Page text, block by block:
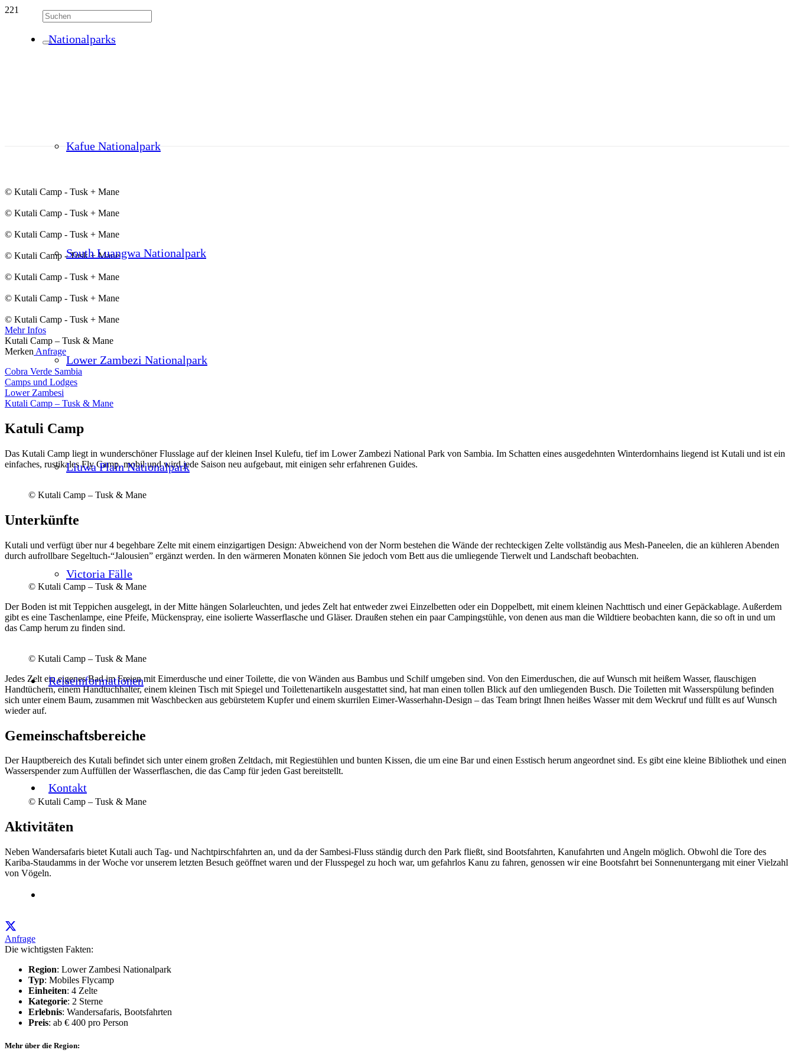
Nationalparks
Kafue Nationalpark
South Luangwa Nationalpark
Lower Zambezi Nationalpark
Liuwa Plain Nationalpark
Victoria Fälle
Reiseinformationen
Kontakt
© Kutali Camp - Tusk + Mane
© Kutali Camp - Tusk + Mane
© Kutali Camp - Tusk + Mane
© Kutali Camp - Tusk + Mane
© Kutali Camp - Tusk + Mane
© Kutali Camp - Tusk + Mane
© Kutali Camp - Tusk + Mane
Mehr Infos
Kutali Camp – Tusk & Mane
Merken Anfrage
Cobra Verde Sambia
Camps und Lodges
Lower Zambesi
Kutali Camp – Tusk & Mane
Katuli Camp
Das Kutali Camp liegt in wunderschöner Flusslage auf der kleinen Insel Kulefu, tief im Lower Zambezi National Park von Sambia. Im Schatten eines ausgedehnten Winterdornhains liegend ist Kutali und ist ein
einfaches, rustikales Fly Camp, mobil und wird jede Saison neu aufgebaut, mit einigen sehr erfahrenen Guides.
© Kutali Camp – Tusk & Mane
Unterkünfte
Kutali und verfügt über nur 4 begehbare Zelte mit einem einzigartigen Design: Abweichend von der Norm bestehen die Wände der rechteckigen Zelte vollständig aus Mesh-Paneelen, die an kühleren Abenden
durch aufrollbare Segeltuch-“Jalousien” ergänzt werden. In den wärmeren Monaten können Sie jedoch vom Bett aus die umliegende Tierwelt und Landschaft beobachten.
© Kutali Camp – Tusk & Mane
Der Boden ist mit Teppichen ausgelegt, in der Mitte hängen Solarleuchten, und jedes Zelt hat entweder zwei Einzelbetten oder ein Doppelbett, mit einem kleinen Nachttisch und einer Gepäckablage. Außerdem
gibt es eine Taschenlampe, eine Pfeife, Mückenspray, eine isolierte Wasserflasche und Gläser. Draußen stehen ein paar Campingstühle, von denen aus man die Wildtiere beobachten kann, die so oft in und um
das Camp herum zu finden sind.
© Kutali Camp – Tusk & Mane
Jedes Zelt ein eigenes Bad im Freien mit Eimerdusche und einer Toilette, die von Wänden aus Bambus und Schilf umgeben sind. Von den Eimerduschen, die auf Wunsch mit heißem Wasser, flauschigen
Handtüchern, einem Handtuchhalter, einem kleinen Tisch mit Spiegel und Toilettenartikeln ausgestattet sind, hat man einen tollen Blick auf den umliegenden Busch. Die Toiletten mit Wasserspülung befinden
sich unter einem Baum, zusammen mit Waschbecken aus gebürstetem Kupfer und einem skurrilen Eimer-Wasserhahn-Design – das Team bringt Ihnen heißes Wasser mit dem Weckruf und füllt es auf Wunsch
wieder auf.
Gemeinschaftsbereiche
Der Hauptbereich des Kutali befindet sich unter einem großen Zeltdach, mit Regiestühlen und bunten Kissen, die um eine Bar und einen Esstisch herum angeordnet sind. Es gibt eine kleine Bibliothek und einen
Wasserspender zum Auffüllen der Wasserflaschen, die das Camp für jeden Gast bereitstellt.
© Kutali Camp – Tusk & Mane
Aktivitäten
Neben Wandersafaris bietet Kutali auch Tag- und Nachtpirschfahrten an, und da der Sambesi-Fluss ständig durch den Park fließt, sind Bootsfahrten, Kanufahrten und Angeln möglich. Obwohl die Tore des
Kariba-Staudamms in der Woche vor unserem letzten Besuch geöffnet waren und der Flusspegel zu hoch war, um gefahrlos Kanu zu fahren, genossen wir eine Bootsfahrt bei Sonnenuntergang mit einer Vielzahl
von Vögeln.
Anfrage
Die wichtigsten Fakten:
Region: Lower Zambesi Nationalpark
Typ: Mobiles Flycamp
Einheiten: 4 Zelte
Kategorie: 2 Sterne
Erlebnis: Wandersafaris, Bootsfahrten
Preis: ab € 400 pro Person
Mehr über die Region: